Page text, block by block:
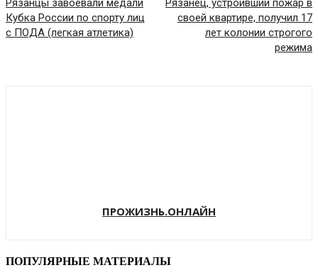
Рязанцы завоевали медали
Кубка России по спорту лиц
с ПОДА (легкая атлетика)
Рязанец, устроивший пожар в
своей квартире, получил 17
лет колонии строгого
режима
ПРОЖИЗНЬ.ОНЛАЙН
ПОПУЛЯРНЫЕ МАТЕРИАЛЫ